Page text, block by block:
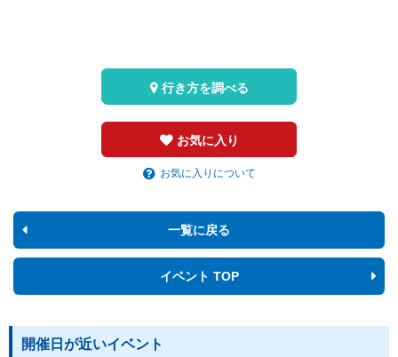
お気に入り
お気に入りについて
行き方を調べる
一覧に戻る
イベント TOP
開催日が近いイベント